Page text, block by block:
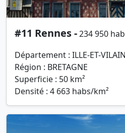
#11 Rennes -234 950
Département : ILLE-ET-
Région : BRETAGNE
Superficie : 50 km²
Densité : 4 663 habs/km²